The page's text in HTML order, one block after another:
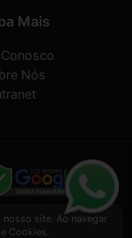
Mais
Conosco
Nós
veículos LTDA2026
site. Ao navegar
Cookies.